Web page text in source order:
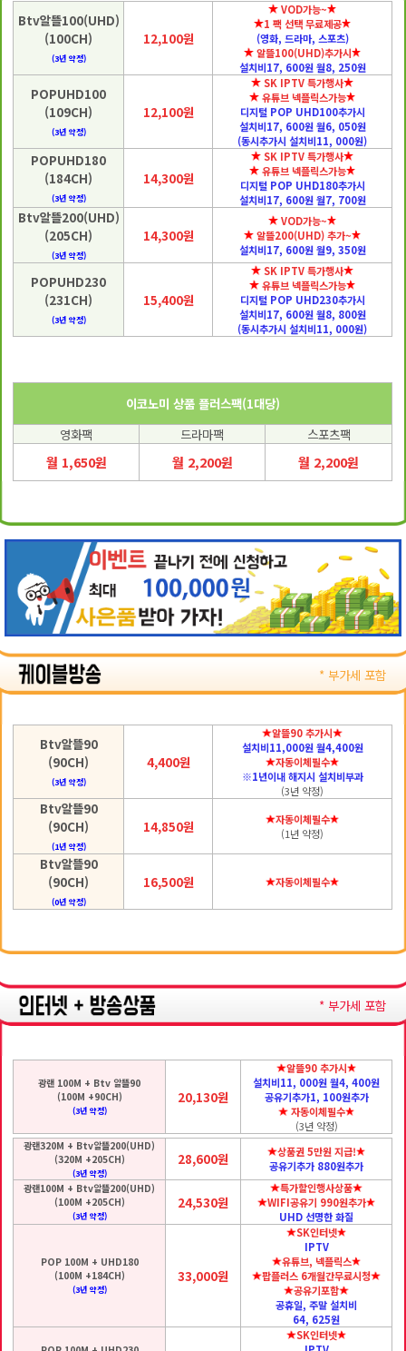
Btv알뜰100(UHD)
(100CH)
(3년 약정)
12,100원
VOD가능~
1 팩 선택 무료제공
(영화, 드라마, 스포츠)
알뜰100(UHD)추가시
설치비17, 600원 월8, 250원
POPUHD100
(109CH)
(3년 약정)
12,100원
SK IPTV 특가행사
유튜브 넥플릭스가능
디지털 POP UHD100추가시
설치비17, 600원 월6, 050원
(동시추가시 설치비11, 000원)
POPUHD180
(184CH)
(3년 약정)
14,300원
SK IPTV 특가행사
유튜브 넥플릭스가능
디지털 POP UHD180추가시
설치비17, 600원 월7, 700원
Btv알뜰200(UHD)
(205CH)
(3년 약정)
14,300원
VOD가능~
알뜰200(UHD) 추가~
설치비17, 600원 월9, 350원
POPUHD230
(231CH)
(3년 약정)
15,400원
SK IPTV 특가행사
유튜브 넥플릭스가능
디지털 POP UHD230추가시
설치비17, 600원 월8, 800원
(동시추가시 설치비11, 000원)
이코노미 상품 플러스팩(1대당)
영화팩
드라마팩 스포츠팩
월 1,650원 월 2,200원 월 2,200원
* 부가세 포함
Btv알뜰90
(90CH)
(3년 약정)
4,400원
알뜰90 추가시
설치비11,000원 월4,400원
자동이체필수
※1년이내 해지시 설치비부과
(3년 약정)
Btv알뜰90
(90CH)
(1년 약정)
14,850원
자동이체필수
(1년 약정)
Btv알뜰90
(90CH)
(0년 약정)
16,500원 자동이체필수
* 부가세 포함
광랜 100M + Btv 알뜰90
(100M +90CH)
(3년 약정)
20,130원
알뜰90 추가시
설치비11, 000원 월4, 400원
공유기추가1, 100원추가
자동이체필수
(3년 약정)
광랜320M + Btv알뜰200(UHD)
(320M +205CH)
(3년 약정)
28,600원
상품권 5만원 지급!
공유기추가 880원추가
광랜100M + Btv알뜰200(UHD)
(100M +205CH)
(3년 약정)
24,530원
특가할인행사상품
WIFI공유기 990원추가
UHD 선명한 화질
POP 100M + UHD180
(100M +184CH)
(3년 약정)
33,000원
SK인터넷
IPTV
유튜브, 넥플릭스
팝플러스 6개월간무료시청
공유기포함
공휴일, 주말 설치비
64, 625원
SK인터넷